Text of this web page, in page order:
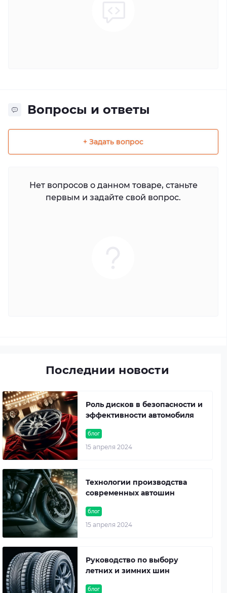
Вопросы и ответы
+ Задать вопрос
Нет вопросов о данном товаре, станьте
первым и задайте свой вопрос.
Последнии новости
блог
15 апреля 2024
Роль дисков в безопасности и
эффективности автомобиля
блог
15 апреля 2024
Технологии производства
современных автошин
блог
Руководство по выбору
летних и зимних шин